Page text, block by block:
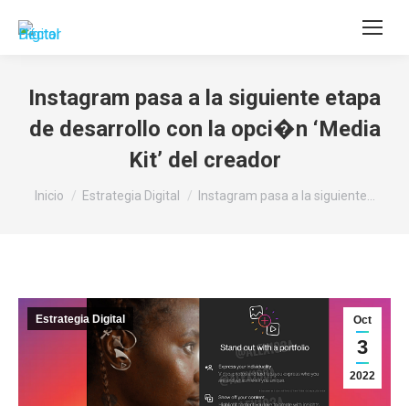
Buscar:
Instagram pasa a la siguiente etapa
de desarrollo con la opci�n ‘Media
Kit’ del creador
Estás aquí:
Inicio Estrategia Digital Instagram pasa a la siguiente…
Oct
3
2022
Estrategia Digital